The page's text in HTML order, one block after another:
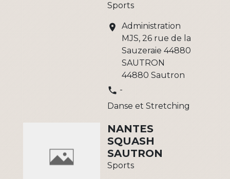
Sports
location_on
Administration
MJS, 26 rue de la
Sauzeraie 44880
SAUTRON
44880 Sautron
phone -
Danse et Stretching
NANTES
SQUASH
SAUTRON
Sports